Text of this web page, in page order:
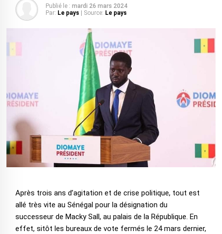
Publié le : mardi 26 mars 2024
Par: Le pays | Source: Le pays
Après trois ans d’agitation et de crise politique, tout est
allé très vite au Sénégal pour la désignation du
successeur de Macky Sall, au palais de la République. En
effet, sitôt les bureaux de vote fermés le 24 mars dernier,